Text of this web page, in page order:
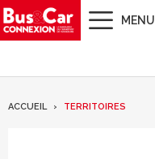
MENU
ACCUEIL TERRITOIRES